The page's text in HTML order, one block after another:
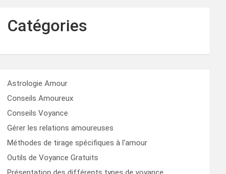
Catégories
Astrologie Amour
Conseils Amoureux
Conseils Voyance
Gérer les relations amoureuses
Méthodes de tirage spécifiques à l'amour
Outils de Voyance Gratuits